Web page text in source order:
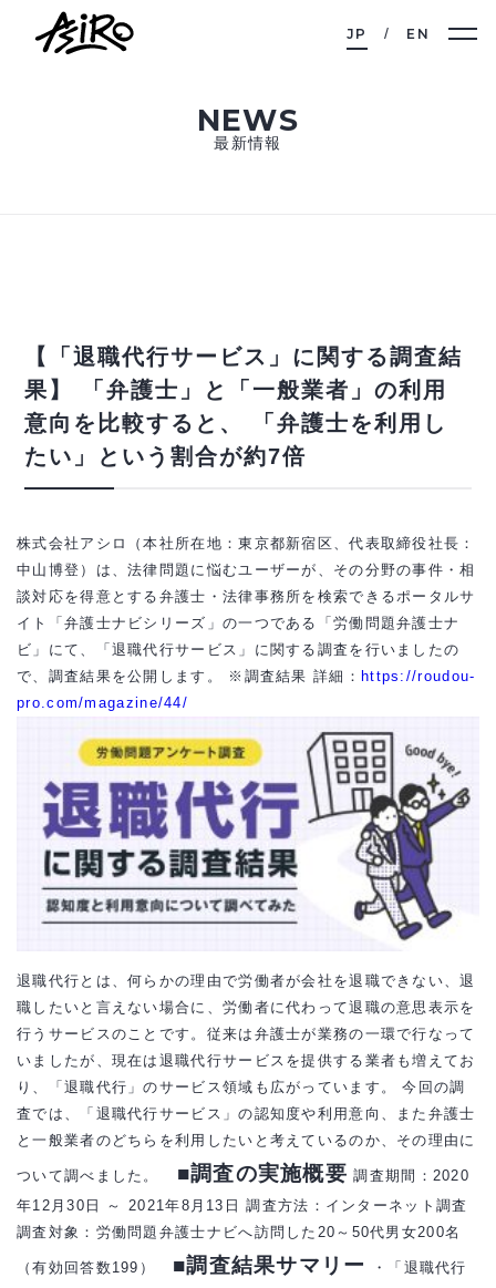
JP EN
NEWS
最新情報
【「退職代行サービス」に関する調査結
果】 「弁護士」と「一般業者」の利用
意向を比較すると、 「弁護士を利用し
たい」という割合が約7倍
株式会社アシロ（本社所在地：東京都新宿区、代表取締役社長：
中山博登）は、法律問題に悩むユーザーが、その分野の事件・相
談対応を得意とする弁護士・法律事務所を検索できるポータルサ
イト「弁護士ナビシリーズ」の一つである「労働問題弁護士ナ
ビ」にて、「退職代行サービス」に関する調査を行いましたの
で、調査結果を公開します。 ※調査結果 詳細： https://roudou-
pro.com/magazine/44/
退職代行とは、何らかの理由で労働者が会社を退職できない、退
職したいと言えない場合に、労働者に代わって退職の意思表示を
行うサービスのことです。従来は弁護士が業務の一環で行なって
いましたが、現在は退職代行サービスを提供する業者も増えてお
り、「退職代行」のサービス領域も広がっています。 今回の調
査では、「退職代行サービス」の認知度や利用意向、また弁護士
と一般業者のどちらを利用したいと考えているのか、その理由に
ついて調べました。 ■調査の実施概要 調査期間：2020
年12月30日 ～ 2021年8月13日 調査方法：インターネット調査
調査対象：労働問題弁護士ナビへ訪問した20～50代男女200名
（有効回答数199） ■調査結果サマリー
・「退職代行